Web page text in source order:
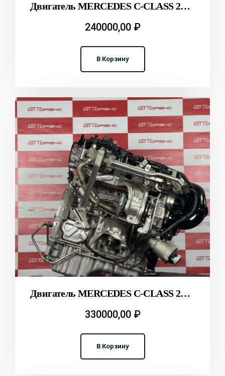
Двигатель MERCEDES C-CLASS 271.860 C204 T2312023
240000,00 ₽
В Корзину
Двигатель MERCEDES C-CLASS 274.920 W205 T2312130
330000,00 ₽
В Корзину